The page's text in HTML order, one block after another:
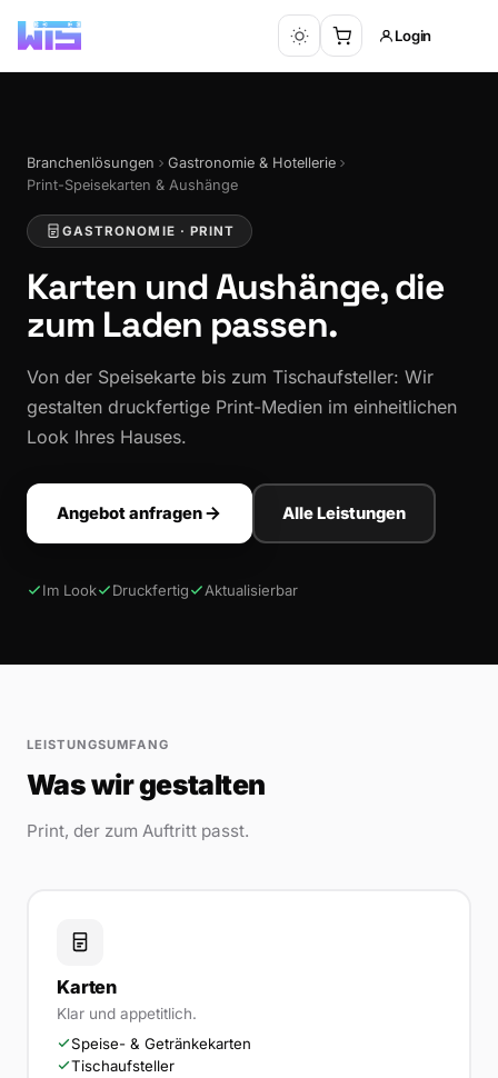
Login
Branchenlösungen
Gastronomie & Hotellerie
Print-Speisekarten & Aushänge
GASTRONOMIE · PRINT
Karten und Aushänge,die
zum Laden passen.
Von der Speisekarte bis zum Tischaufsteller: Wir
gestalten druckfertige Print-Medien im einheitlichen
Look Ihres Hauses.
Angebot anfragen Alle Leistungen
Im Look Druckfertig Aktualisierbar
LEISTUNGSUMFANG
Was wir gestalten
Print, der zum Auftritt passt.
Karten
Klar und appetitlich.
Speise- & Getränkekarten
Tischaufsteller